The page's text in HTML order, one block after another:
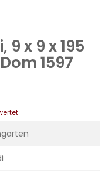
9 x 9 x 195
1597